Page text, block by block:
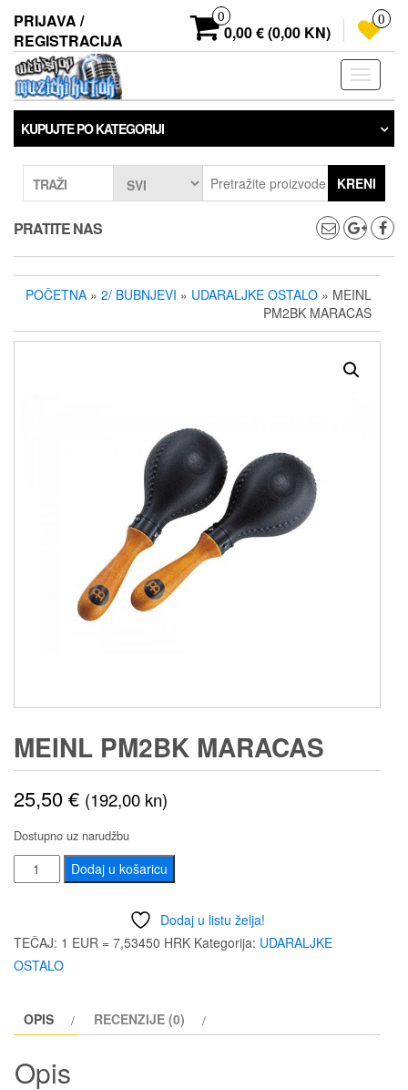
sadržaj
PRIJAVA /
REGISTRACIJA
0
0,00 € (0,00 KN)
0
KUPUJTE PO KATEGORIJI
TRAŽI KRENI
PRATITE NAS
POČETNA » 2/ BUBNJEVI » UDARALJKE OSTALO » MEINL
PM2BK MARACAS
MEINL PM2BK MARACAS
25,50€ (192,00 kn)
Dostupno uz narudžbu
MEINL
PM2BK
količina
Dodaj u košaricu
Dodaj u listu želja!
TEČAJ: 1 EUR = 7,53450 HRK Kategorija: UDARALJKE
OSTALO
OPIS RECENZIJE (0)
Opis